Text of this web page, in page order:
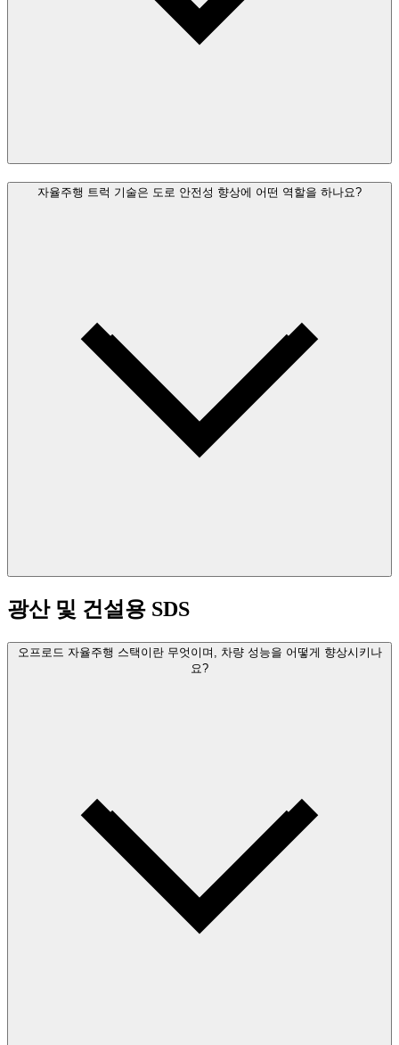
자율주행 트럭 기술은 도로 안전성 향상에 어떤 역할을 하나요?
광산 및 건설용 SDS
오프로드 자율주행 스택이란 무엇이며, 차량 성능을 어떻게 향상시키나
요?